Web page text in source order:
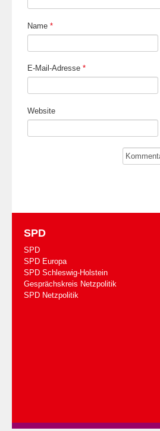
Name *
E-Mail-Adresse *
Website
SPD
SPD
SPD Europa
SPD Schleswig-Holstein
Gesprächskreis Netzpolitik
SPD Netzpolitik